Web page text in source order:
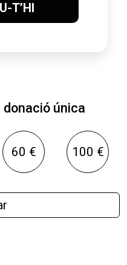
T’HI
única
60 € 100 €